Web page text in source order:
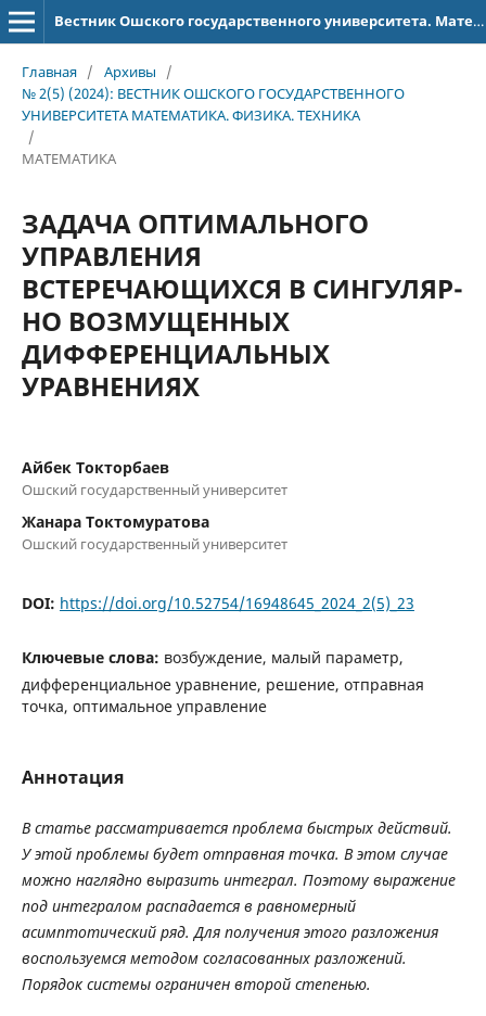
Вестник Ошского государственного университета. Математика. Физика. Техника
Главная / Архивы
/
№ 2(5) (2024): ВЕСТНИК ОШСКОГО ГОСУДАРСТВЕННОГО
УНИВЕРСИТЕТА МАТЕМАТИКА. ФИЗИКА. ТЕХНИКА
/
МАТЕМАТИКА
ЗАДАЧА ОПТИМАЛЬНОГО
УПРАВЛЕНИЯ
ВСТЕРЕЧАЮЩИХСЯ В СИНГУЛЯР-
НО ВОЗМУЩЕННЫХ
ДИФФЕРЕНЦИАЛЬНЫХ
УРАВНЕНИЯХ
Айбек Токторбаев
Ошский государственный университет
Жанара Токтомуратова
Ошский государственный университет
DOI: https://doi.org/10.52754/16948645_2024_2(5)_23
Ключевые слова: возбуждение, малый параметр,
дифференциальное уравнение, решение, отправная
точка, оптимальное управление
Аннотация
В статье рассматривается проблема быстрых действий.
У этой проблемы будет отправная точка. В этом случае
можно наглядно выразить интеграл. Поэтому выражение
под интегралом распадается в равномерный
асимптотический ряд. Для получения этого разложения
воспользуемся методом согласованных разложений.
Порядок системы ограничен второй степенью.